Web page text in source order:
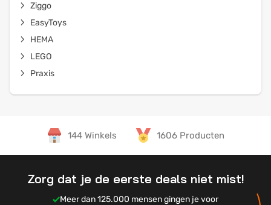
Ziggo
EasyToys
HEMA
LEGO
Praxis
144 Winkels 1606 Producten
Zorg dat je de eerste deals niet mist!
Meer dan 125.000 mensen gingen je voor